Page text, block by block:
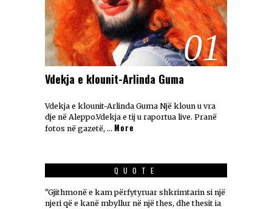
01
Vdekja e klounit-Arlinda Guma
Vdekja e klounit-Arlinda Guma Një kloun u vra
dje në Aleppo.Vdekja e tij u raportua live. Pranë
fotos në gazetë, … More
QUOTE
"Gjithmonë e kam përfytyruar shkrimtarin si një
njeri që e kanë mbyllur në një thes, dhe thesit ia